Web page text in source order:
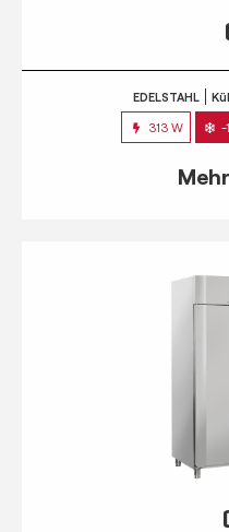
EDELSTAHL
313 W -